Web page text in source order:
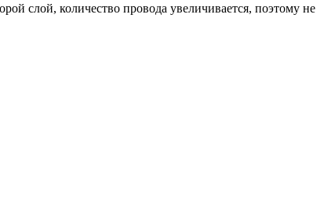
слой, количество провода увеличивается, поэтому не